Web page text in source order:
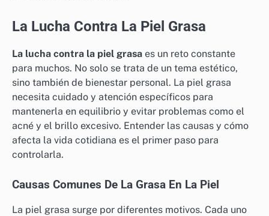
La Lucha Contra La Piel Grasa
La lucha contra la piel grasa es un reto constante
para muchos. No solo se trata de un tema estético,
sino también de bienestar personal. La piel grasa
necesita cuidado y atención específicos para
mantenerla en equilibrio y evitar problemas como el
acné y el brillo excesivo. Entender las causas y cómo
afecta la vida cotidiana es el primer paso para
controlarla.
Causas Comunes De La Grasa En La Piel
La piel grasa surge por diferentes motivos. Cada uno